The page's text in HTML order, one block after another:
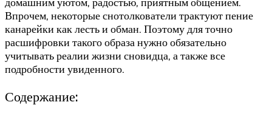
Впрочем, некоторые снотолкователи трактуют пение
канарейки как лесть и обман. Поэтому для точно
расшифровки такого образа нужно обязательно
учитывать реалии жизни сновидца, а также все
подробности увиденного.
Содержание: